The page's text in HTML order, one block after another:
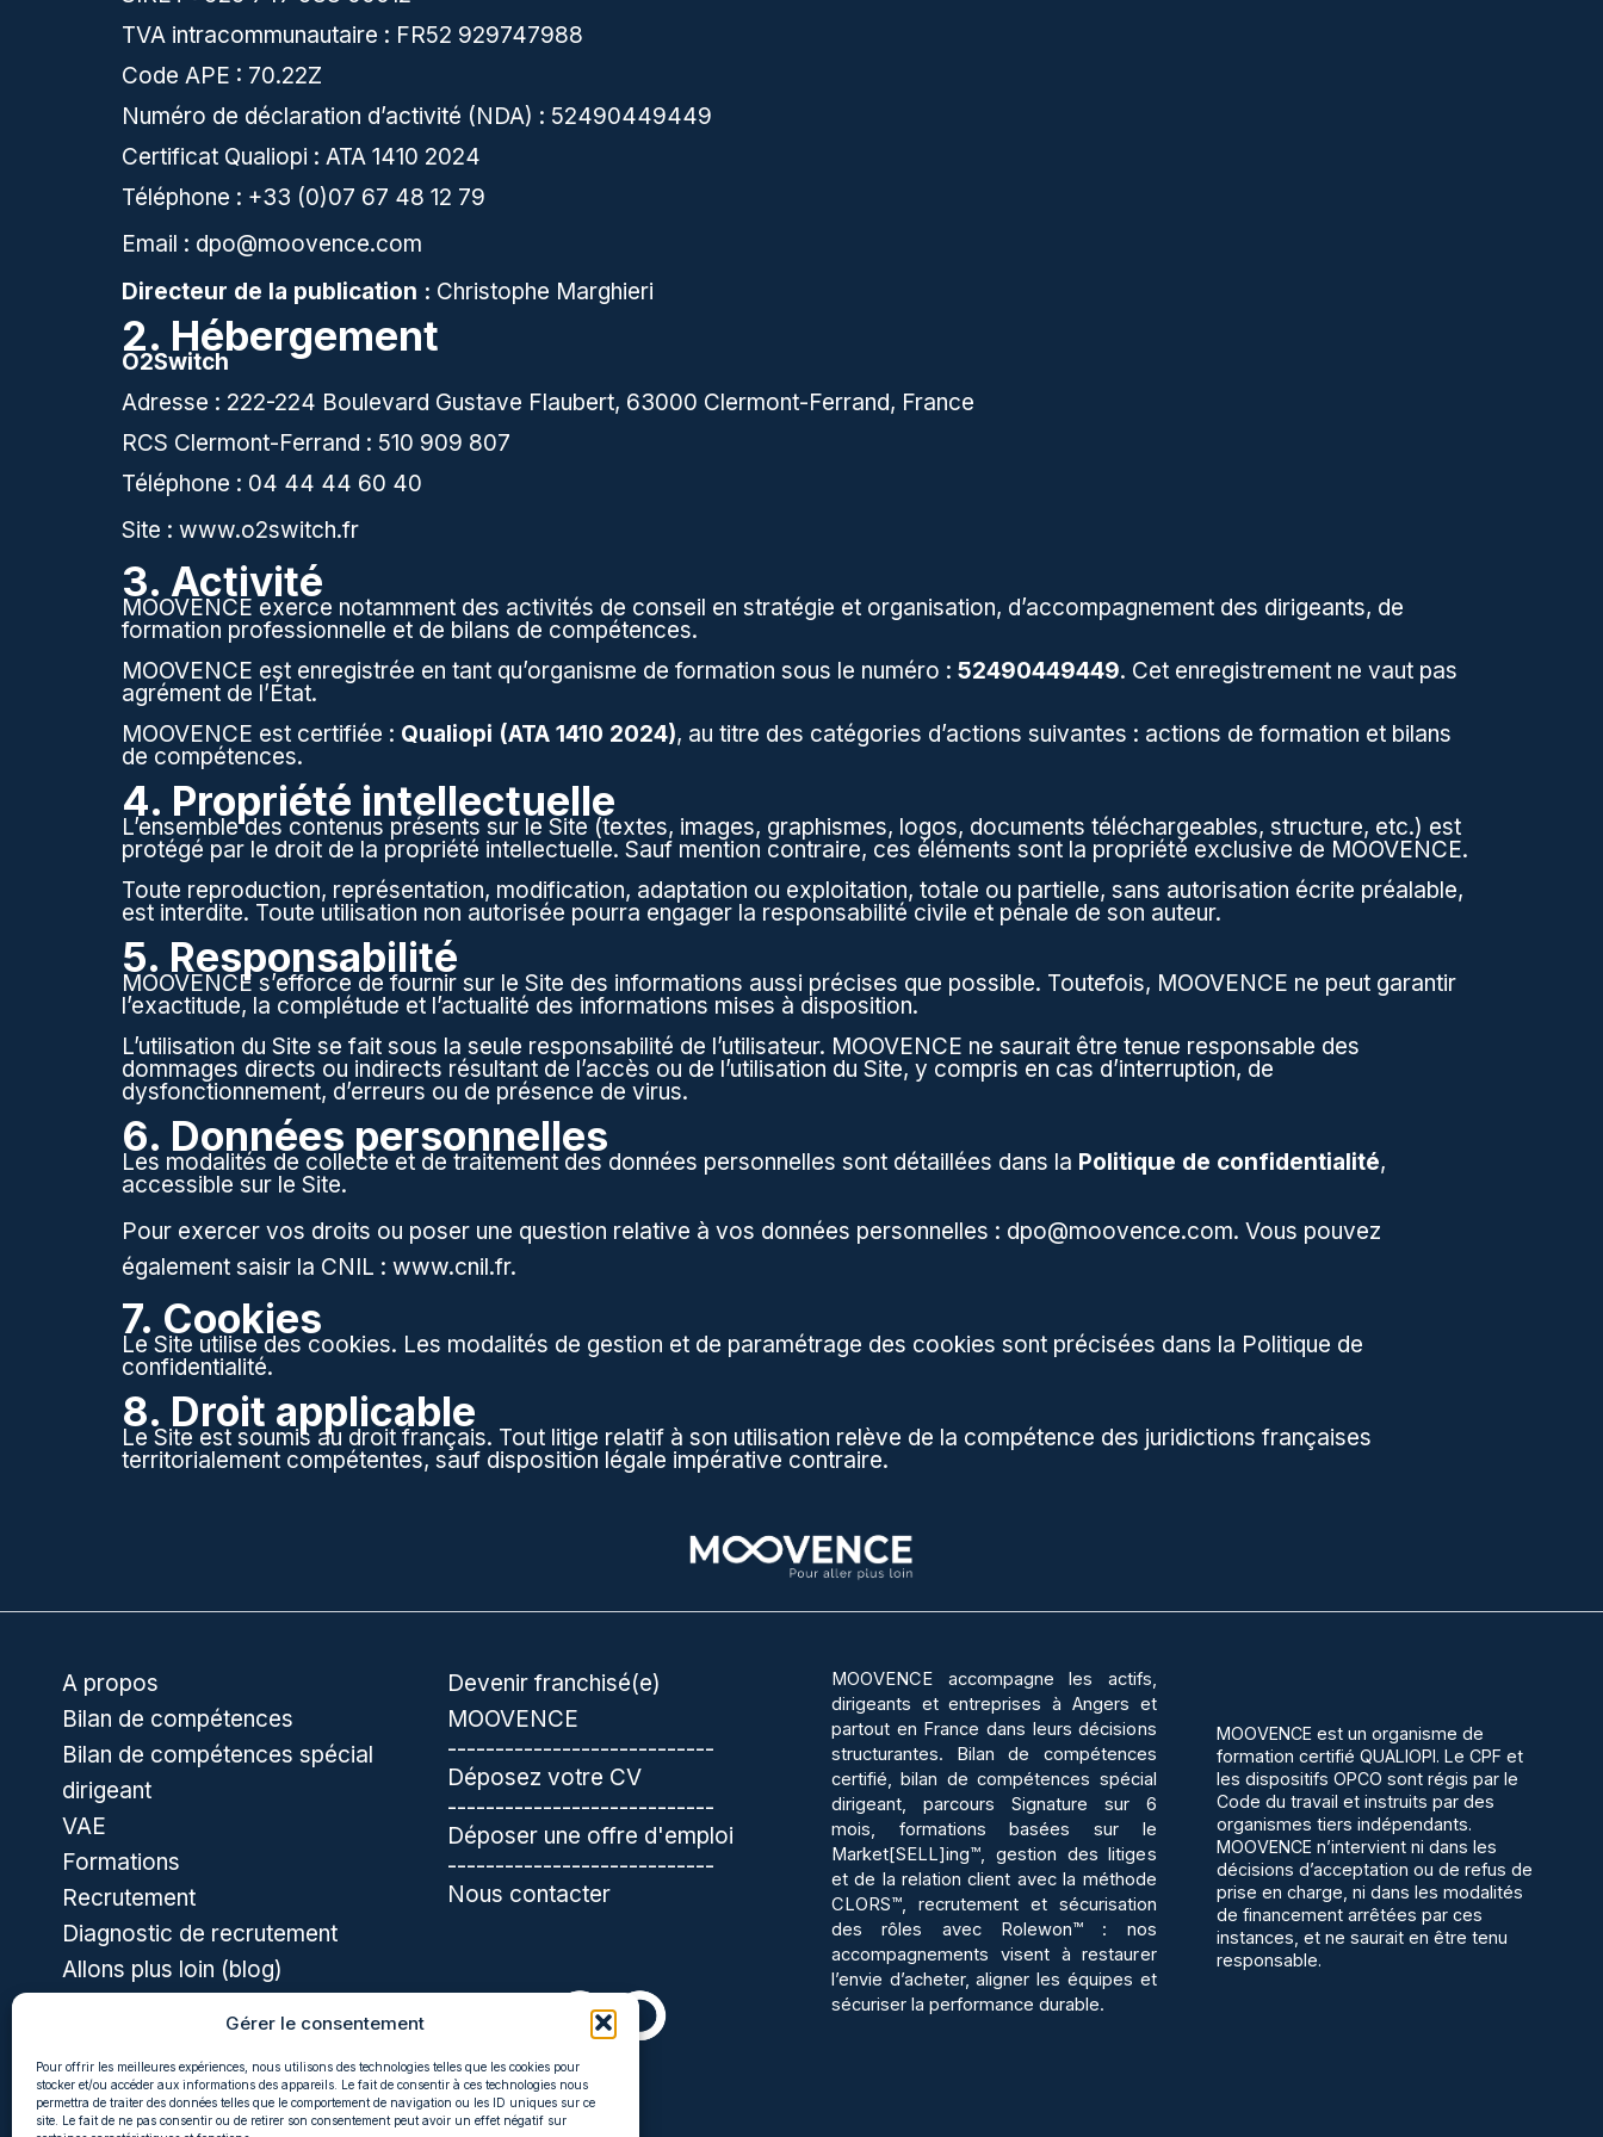
Gérer le consentement
Pour offrir les meilleures expériences, nous utilisons des technologies telles que les cookies pour
stocker et/ou accéder aux informations des appareils. Le fait de consentir à ces technologies nous
permettra de traiter des données telles que le comportement de navigation ou les ID uniques sur ce
site. Le fait de ne pas consentir ou de retirer son consentement peut avoir un effet négatif sur
TVA intracommunautaire : FR52 929747988
Code APE : 70.22Z
Numéro de déclaration d’activité (NDA) : 52490449449
Certificat Qualiopi : ATA 1410 2024
Téléphone : +33 (0)07 67 48 12 79
Email : dpo@moovence.com
Directeur de la publication : Christophe Marghieri
2. Hébergement
O2Switch
Adresse : 222-224 Boulevard Gustave Flaubert, 63000 Clermont-Ferrand, France
RCS Clermont-Ferrand : 510 909 807
Téléphone : 04 44 44 60 40
Site : www.o2switch.fr
3. Activité
MOOVENCE exerce notamment des activités de conseil en stratégie et organisation, d’accompagnement des dirigeants, de
formation professionnelle et de bilans de compétences.
MOOVENCE est enregistrée en tant qu’organisme de formation sous le numéro : 52490449449. Cet enregistrement ne vaut pas
agrément de l’État.
MOOVENCE est certifiée : Qualiopi (ATA 1410 2024), au titre des catégories d’actions suivantes : actions de formation et bilans
de compétences.
4. Propriété intellectuelle
L’ensemble des contenus présents sur le Site (textes, images, graphismes, logos, documents téléchargeables, structure, etc.) est
protégé par le droit de la propriété intellectuelle. Sauf mention contraire, ces éléments sont la propriété exclusive de MOOVENCE.
Toute reproduction, représentation, modification, adaptation ou exploitation, totale ou partielle, sans autorisation écrite préalable,
est interdite. Toute utilisation non autorisée pourra engager la responsabilité civile et pénale de son auteur.
5. Responsabilité
MOOVENCE s’efforce de fournir sur le Site des informations aussi précises que possible. Toutefois, MOOVENCE ne peut garantir
l’exactitude, la complétude et l’actualité des informations mises à disposition.
L’utilisation du Site se fait sous la seule responsabilité de l’utilisateur. MOOVENCE ne saurait être tenue responsable des
dommages directs ou indirects résultant de l’accès ou de l’utilisation du Site, y compris en cas d’interruption, de
dysfonctionnement, d’erreurs ou de présence de virus.
6. Données personnelles
Les modalités de collecte et de traitement des données personnelles sont détaillées dans la Politique de confidentialité,
accessible sur le Site.
Pour exercer vos droits ou poser une question relative à vos données personnelles : dpo@moovence.com. Vous pouvez
également saisir la CNIL : www.cnil.fr.
7. Cookies
Le Site utilise des cookies. Les modalités de gestion et de paramétrage des cookies sont précisées dans la Politique de
confidentialité.
8. Droit applicable
Le Site est soumis au droit français. Tout litige relatif à son utilisation relève de la compétence des juridictions françaises
territorialement compétentes, sauf disposition légale impérative contraire.
A propos
Bilan de compétences
Bilan de compétences spécial
dirigeant
VAE
Formations
Recrutement
Diagnostic de recrutement
Allons plus loin (blog)
Devenir franchisé(e)
MOOVENCE
----------------------------
Déposez votre CV
----------------------------
Déposer une offre d'emploi
----------------------------
Nous contacter
MOOVENCE accompagne les actifs,
dirigeants et entreprises à Angers et
partout en France dans leurs décisions
structurantes. Bilan de compétences
certifié, bilan de compétences spécial
dirigeant, parcours Signature sur 6
mois, formations basées sur le
Market[SELL]ing™, gestion des litiges
et de la relation client avec la méthode
CLORS™, recrutement et sécurisation
des rôles avec Rolewon™ : nos
accompagnements visent à restaurer
l’envie d’acheter, aligner les équipes et
sécuriser la performance durable.
MOOVENCE est un organisme de
formation certifié QUALIOPI. Le CPF et
les dispositifs OPCO sont régis par le
Code du travail et instruits par des
organismes tiers indépendants.
MOOVENCE n’intervient ni dans les
décisions d’acceptation ou de refus de
prise en charge, ni dans les modalités
de financement arrêtées par ces
instances, et ne saurait en être tenu
responsable.